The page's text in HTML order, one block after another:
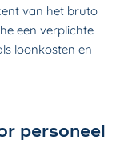
van het bruto
een verplichte
loonkosten en
personeel